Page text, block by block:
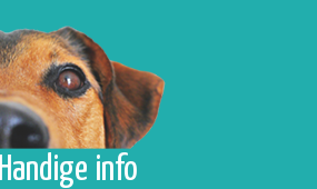
Handige info